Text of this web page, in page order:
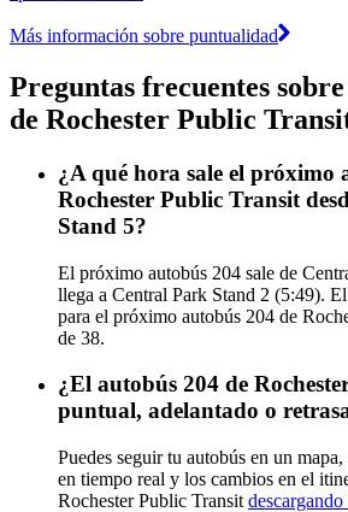
Más información sobre puntualidad
Preguntas frecuentes
de Rochester Public
¿A qué hora sale el próximo
Rochester Public Transit
Stand 5?
El próximo autobús 204 sale de
llega a Central Park Stand 2 (5:49).
para el próximo autobús 204 de
de 38.
¿El autobús 204 de
puntual, adelantado o
Puedes seguir tu autobús en un
en tiempo real y los cambios en el
Rochester Public Transit